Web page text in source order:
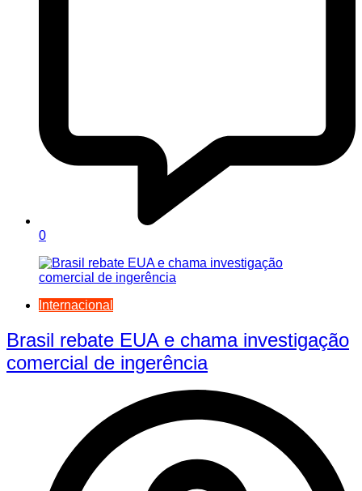
0
Internacional
Brasil rebate EUA e chama investigação
comercial de ingerência